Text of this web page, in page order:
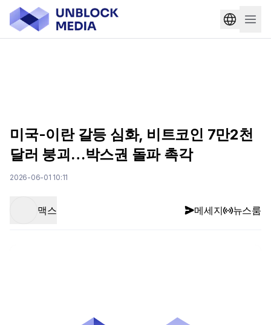
미국-이란 갈등 심화, 비트코인 7만2천
달러 붕괴…박스권 돌파 촉각
2026-06-01 10:11
맥스 메세지 뉴스룸